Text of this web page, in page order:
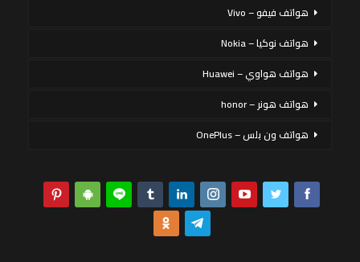
هواتف فيفو – Vivo
هواتف نوكيا – Nokia
هواتف هواوي – Huawei
هواتف هونر – honor
هواتف ون بلس – OnePlus